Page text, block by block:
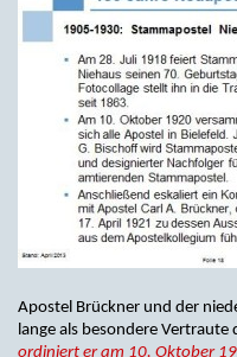
Apostel Brückner und der
lange als besondere Vertraute
ordiniert er am 10. Oktober